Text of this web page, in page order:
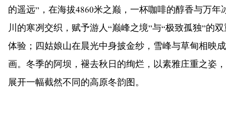
的遥远”，在海拔4860米之巅，一杯咖啡的醇香与万年
川的寒冽交织，赋予游人“巅峰之境”与“极致孤独”的
体验；四姑娘山在晨光中身披金纱，雪峰与草甸相映成
画。冬季的阿坝，褪去秋日的绚烂，以素雅庄重之姿，
展开一幅截然不同的高原冬韵图。